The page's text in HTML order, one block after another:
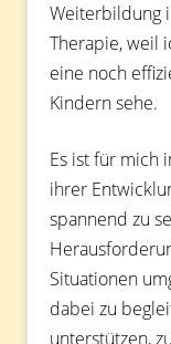
Weiterbildung
Therapie, weil
eine noch
Kindern sehe.
Es ist für mich
ihrer
spannend zu
Situationen
dabei zu
unterstützen,